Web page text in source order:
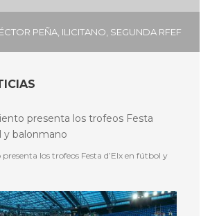
PEÑA, ILICITANO, SEGUNDA RFEF
los trofeos Festa d’Elx en fútbol y